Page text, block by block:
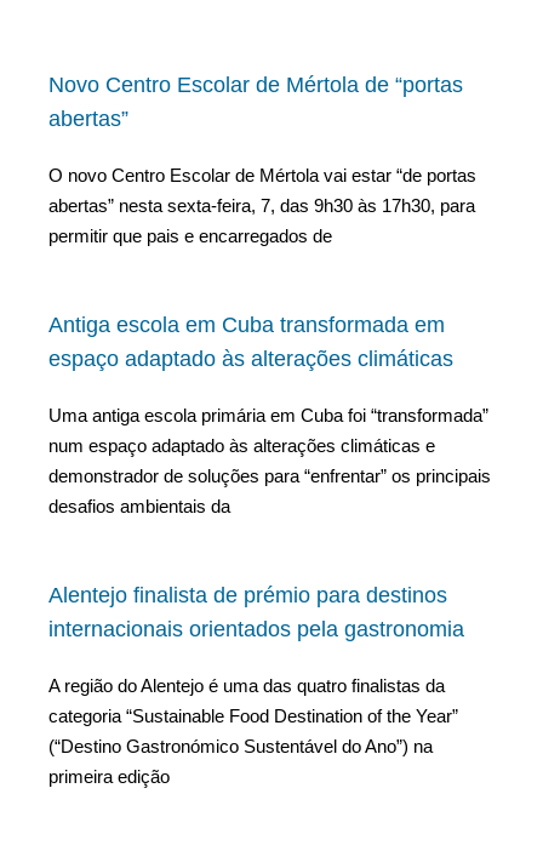
Novo Centro Escolar de Mértola de “portas
abertas”
O novo Centro Escolar de Mértola vai estar “de portas
abertas” nesta sexta-feira, 7, das 9h30 às 17h30, para
permitir que pais e encarregados de
Antiga escola em Cuba transformada em
espaço adaptado às alterações climáticas
Uma antiga escola primária em Cuba foi “transformada”
num espaço adaptado às alterações climáticas e
demonstrador de soluções para “enfrentar” os principais
desafios ambientais da
Alentejo finalista de prémio para destinos
internacionais orientados pela gastronomia
A região do Alentejo é uma das quatro finalistas da
categoria “Sustainable Food Destination of the Year”
(“Destino Gastronómico Sustentável do Ano”) na
primeira edição